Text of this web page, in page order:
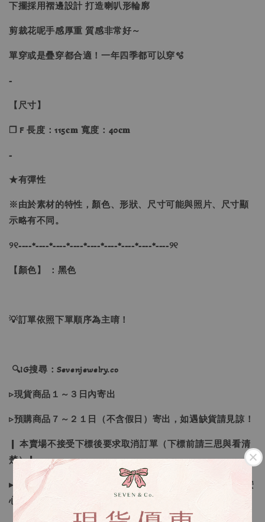
下擺採用褶邊設計 打造喇叭形輪廓
剪裁花呢手感厚重 質感非常好～
單穿或是疊穿都合適！一年四季都可以穿🫧
-
【尺寸】
❐ F 長度：115𝐜𝐦 寬度：40𝐜𝐦
-
★有彈性
※由於素材的特性，顏色、形狀、尺寸可能與照片、尺寸顯
示略有不同。
୨୧----*----*----*----*----*----*----*----*----୨୧
【顏色】 ：黑色
💡訂單依照下單順序為主唷！
🔍IG搜尋：Sevenjewelry.co
▹現貨商品１～３日內寄出
▹預購商品７～２１日（不含假日）寄出，如遇缺貨請見諒！
❙ 本賣場不接受下標後要求取消訂單（下標前請三思與看清
楚）❙
▸商品皆由日本、韓國門市、官網購入，皆為正品，您可以安
心購買唷